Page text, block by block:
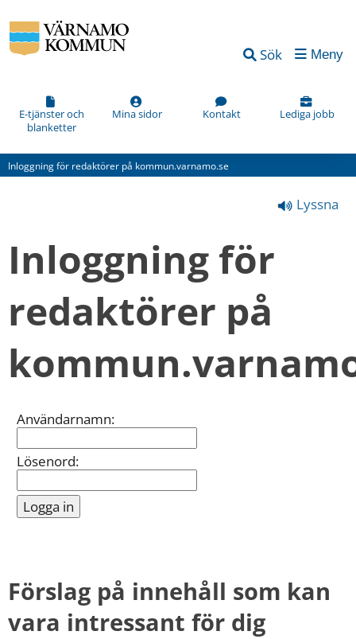
Sök Meny
E-tjänster och
blanketter
Mina sidor Kontakt Lediga jobb
Inloggning för redaktörer på kommun.varnamo.se
Lyssna
Inloggning för
redaktörer på
Inloggning
Användarnamn:
Lösenord:
Förslag på innehåll som kan
vara intressant för dig
Vad
kan
förbättra
den
här
(obligatorisk)
kan
informationen
bättre
dig?
Webbadress
sidan